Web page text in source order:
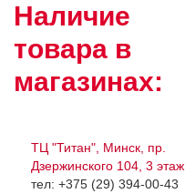
Наличие
товара в
магазинах:
ТЦ "Титан", Минск, пр.
Дзержинского 104, 3 этаж
тел: +375 (29) 394-00-43